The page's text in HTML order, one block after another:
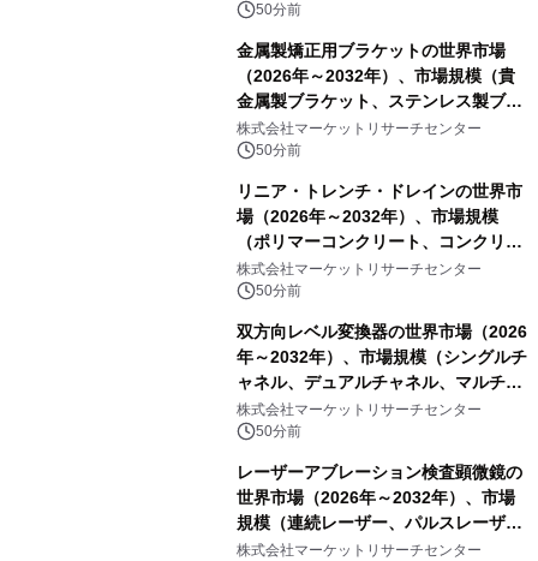
ートを発表
50分前
金属製矯正用ブラケットの世界市場
（2026年～2032年）、市場規模（貴
金属製ブラケット、ステンレス製ブラ
ケット、純チタン製ブラケット）・分
析レポートを発表
株式会社マーケットリサーチセンター
50分前
リニア・トレンチ・ドレインの世界市
場（2026年～2032年）、市場規模
（ポリマーコンクリート、コンクリー
ト、プラスチック、金属）・分析レポ
ートを発表
株式会社マーケットリサーチセンター
50分前
双方向レベル変換器の世界市場（2026
年～2032年）、市場規模（シングルチ
ャネル、デュアルチャネル、マルチチ
ャネル）・分析レポートを発表
株式会社マーケットリサーチセンター
50分前
レーザーアブレーション検査顕微鏡の
世界市場（2026年～2032年）、市場
規模（連続レーザー、パルスレーザ
ー）・分析レポートを発表
株式会社マーケットリサーチセンター